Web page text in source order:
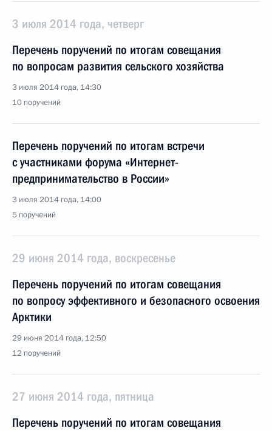
3 июля 2014 года, четверг
Перечень поручений по итогам совещания
по вопросам развития сельского хозяйства
3 июля 2014 года, 14:30
10 поручений
Перечень поручений по итогам встречи
с участниками форума «Интернет-
предпринимательство в России»
3 июля 2014 года, 14:00
5 поручений
29 июня 2014 года, воскресенье
Перечень поручений по итогам совещания
по вопросу эффективного и безопасного освоения
Арктики
29 июня 2014 года, 12:50
12 поручений
27 июня 2014 года, пятница
Перечень поручений по итогам совещания